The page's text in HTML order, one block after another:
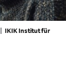
IKIK Institut für